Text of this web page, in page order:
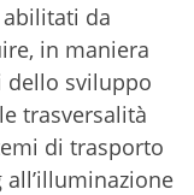
da
in maniera
dello sviluppo
trasversalità
di trasporto